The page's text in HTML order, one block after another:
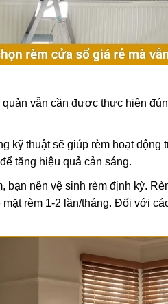
quản vẫn cần được thực hiện
kỹ thuật sẽ giúp rèm hoạt động
tăng hiệu quả cản sáng.
bạn nên vệ sinh rèm định kỳ.
rèm 1-2 lần/tháng. Đối với